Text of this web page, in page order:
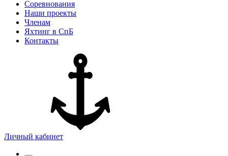
Соревнования
Наши проекты
Членам
Яхтинг в СпБ
Контакты
Личный кабинет